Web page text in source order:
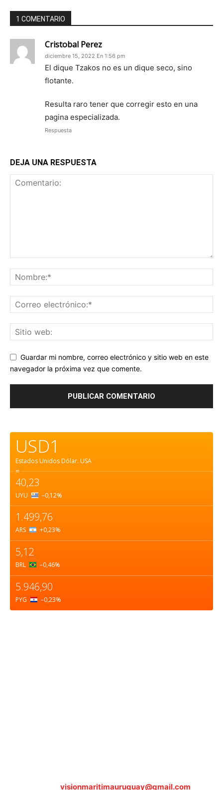
1 COMENTARIO
Cristobal Perez
diciembre 15, 2022 En 1:56 pm
El dique Tzakos no es un dique seco, sino
flotante.
Resulta raro tener que corregir esto en una
pagina especializada.
Respuesta
DEJA UNA RESPUESTA
Guardar mi nombre, correo electrónico y sitio web en este
navegador la próxima vez que comente.
USD1
Estados Unidos Dólar. USA
=
40,23
UYU –0,12%
1.499,76
ARS +0,23%
5,12
BRL –0,46%
5.946,90
PYG –0,23%
visionmaritimauruguay@gmail.com